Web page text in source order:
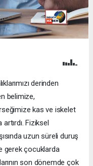
derinden
belimize,
kas ve iskelet
Fiziksel
uzun süreli duruş
gerek çocuklarda
son dönemde çok